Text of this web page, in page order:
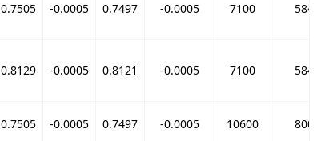
0.7505 -0.0005 0.7497 -0.0005 7100 5840
0.8129 -0.0005 0.8121 -0.0005 7100 5840
0.7505 -0.0005 0.7497 -0.0005 10600 8000